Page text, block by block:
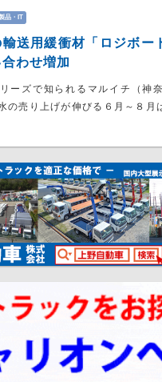
品・IT
輸送用緩衝材「ロジボ
わせ増加
リーズで知られるマルイチ（神
の売り上げが伸びる６月～８月